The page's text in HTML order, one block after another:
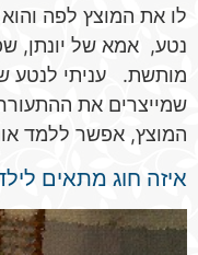
לו את המוצץ לפה
נטע, אמא של יונתן,
מותשת. עניתי לנטע
שמייצרים את
המוצץ, אפשר ללמד
איזה חוג מתאים